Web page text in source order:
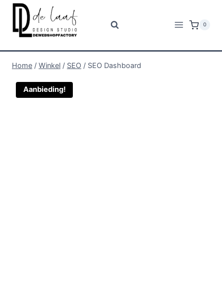
Doorgaan
inhoud
0
Home / Winkel / SEO / SEO Dashboard
Aanbieding!